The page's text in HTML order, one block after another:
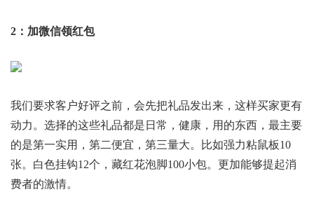
2：加微信领红包
我们要求客户好评之前，会先把礼品发出来，这样买家更有
动力。选择的这些礼品都是日常，健康，用的东西，最主要
的是第一实用，第二便宜，第三量大。比如强力粘鼠板10
张。白色挂钩12个，藏红花泡脚100小包。更加能够提起消
费者的激情。